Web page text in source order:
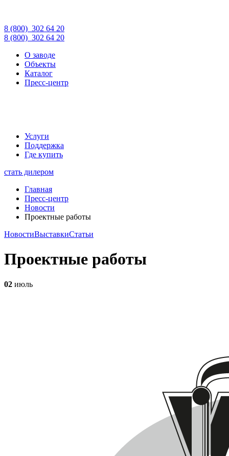
8 (800) 302 64 20
8 (800) 302 64 20
О заводе
Объекты
Каталог
Пресс-центр
Услуги
Поддержка
Где купить
стать дилером
Главная
Пресс-центр
Новости
Проектные работы
НовостиВыставкиСтатьи
Проектные работы
02 июль